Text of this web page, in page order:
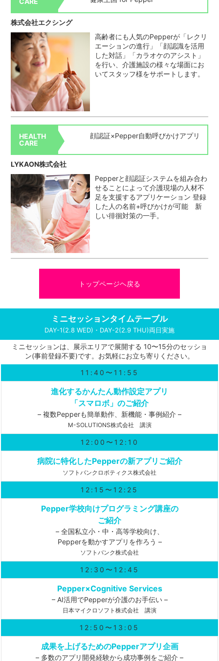
株式会社エクシング
高齢者にも人気のPepperが「レクリ
エーションの進行」「顔認識を活用
した対話」「カラオケのアシスト」
を行い、介護施設の様々な場面にお
いてスタッフ様をサポートします。
顔認証×Pepper自動呼びかけアプリ
HEALTH
CARE
LYKAON株式会社
Pepperと顔認証システムを組み合わ
せることによって介護現場の人材不
足を支援するアプリケーション 登録
した人の名前+呼びかけが可能 新
しい徘徊対策の一手。
トップページヘ戻る
ミニセッションタイムテーブル
DAY-1(2.8 WED)・DAY-2(2.9 THU)両日実施
ミニセッションは、展示エリアで展開する 10〜15分のセッショ
ン(事前登録不要)です。お気軽にお立ち寄りください。
11:40〜11:55
進化するかんたん動作設定アプリ
「スマロボ」のご紹介
– 複数Pepperも簡単動作、新機能・事例紹介 –
M-SOLUTIONS株式会社 講演
12:00〜12:10
病院に特化したPepperの新アプリご紹介
ソフトバンクロボティクス株式会社
12:15〜12:25
Pepper学校向けプログラミング講座の
ご紹介
– 全国私立小・中・高等学校向け、
Pepperを動かすアプリを作ろう –
ソフトバンク株式会社
12:30〜12:45
Pepper×Cognitive Services
– AI活用でPepperが介護のお手伝い –
日本マイクロソフト株式会社 講演
12:50〜13:05
成果を上げるためのPepperアプリ企画
– 多数のアプリ開発経験から成功事例をご紹介 –